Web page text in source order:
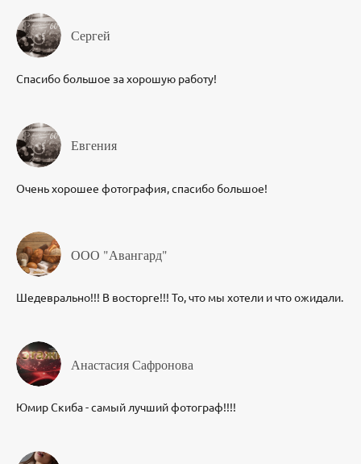
Сергей
Спасибо большое за хорошую работу!
Евгения
Очень хорошее фотография, спасибо большое!
ООО "Авангард"
Шедеврально!!! В восторге!!! То, что мы хотели и что ожидали.
Анастасия Сафронова
Юмир Скиба - самый лучший фотограф!!!!